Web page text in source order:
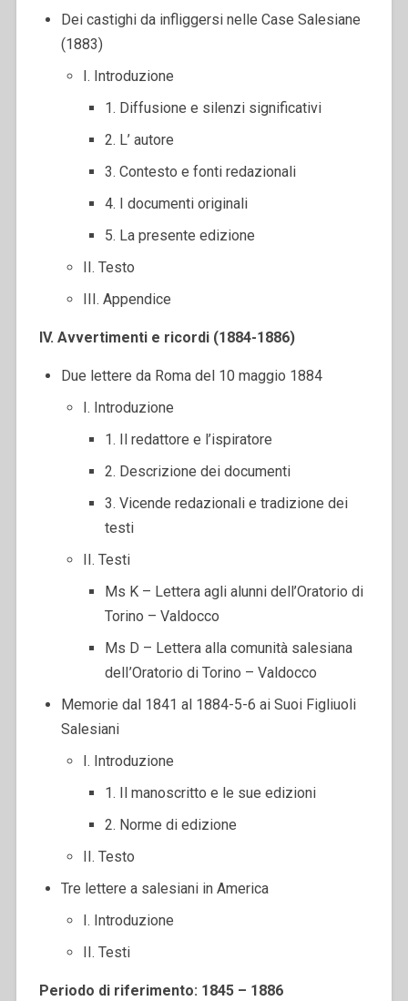
Dei castighi da infliggersi nelle Case Salesiane
(1883)
I. Introduzione
1. Diffusione e silenzi significativi
2. L’ autore
3. Contesto e fonti redazionali
4. I documenti originali
5. La presente edizione
II. Testo
III. Appendice
IV. Avvertimenti e ricordi (1884-1886)
Due lettere da Roma del 10 maggio 1884
I. Introduzione
1. Il redattore e l’ispiratore
2. Descrizione dei documenti
3. Vicende redazionali e tradizione dei
testi
II. Testi
Ms K – Lettera agli alunni dell’Oratorio di
Torino – Valdocco
Ms D – Lettera alla comunità salesiana
delI’Oratorio di Torino – Valdocco
Memorie dal 1841 al 1884-5-6 ai Suoi Figliuoli
Salesiani
I. Introduzione
1. Il manoscritto e le sue edizioni
2. Norme di edizione
II. Testo
Tre lettere a salesiani in America
I. Introduzione
II. Testi
Periodo di riferimento: 1845 – 1886